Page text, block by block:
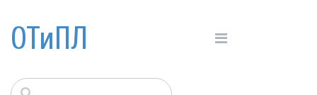
ОТиПЛ